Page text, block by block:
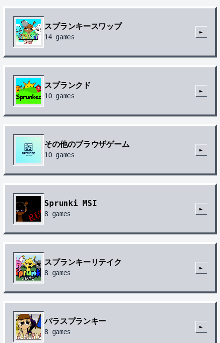
スプランキースワップ
14games
►
スプランクド
10games
►
その他のブラウザゲーム
10games
►
Sprunki MSI
8 games
►
スプランキーリテイク
8 games
►
パラスプランキー
8 games
►